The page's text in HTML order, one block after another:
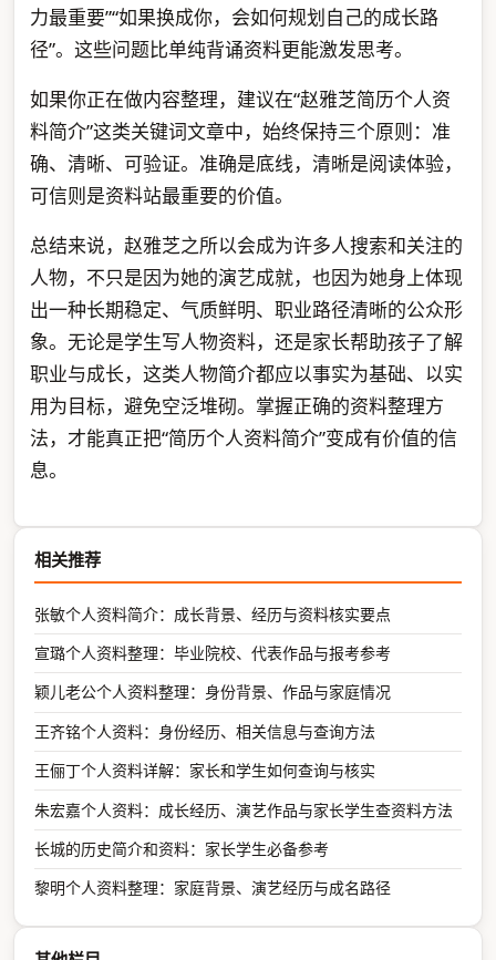
力最重要”“如果换成你，会如何规划自己的成长路
径”。这些问题比单纯背诵资料更能激发思考。
如果你正在做内容整理，建议在“赵雅芝简历个人资
料简介”这类关键词文章中，始终保持三个原则：准
确、清晰、可验证。准确是底线，清晰是阅读体验，
可信则是资料站最重要的价值。
总结来说，赵雅芝之所以会成为许多人搜索和关注的
人物，不只是因为她的演艺成就，也因为她身上体现
出一种长期稳定、气质鲜明、职业路径清晰的公众形
象。无论是学生写人物资料，还是家长帮助孩子了解
职业与成长，这类人物简介都应以事实为基础、以实
用为目标，避免空泛堆砌。掌握正确的资料整理方
法，才能真正把“简历个人资料简介”变成有价值的信
息。
相关推荐
张敏个人资料简介：成长背景、经历与资料核实要点
宣璐个人资料整理：毕业院校、代表作品与报考参考
颖儿老公个人资料整理：身份背景、作品与家庭情况
王齐铭个人资料：身份经历、相关信息与查询方法
王俪丁个人资料详解：家长和学生如何查询与核实
朱宏嘉个人资料：成长经历、演艺作品与家长学生查资料方法
长城的历史简介和资料：家长学生必备参考
黎明个人资料整理：家庭背景、演艺经历与成名路径